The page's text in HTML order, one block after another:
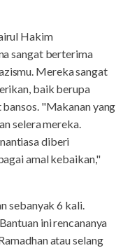
Hakim
sangat berterima
Mereka sangat
baik berupa
"Makanan yang
selera mereka.
diberi
amal kebaikan,"
sebanyak 6 kali.
ini rencananya
atau selang